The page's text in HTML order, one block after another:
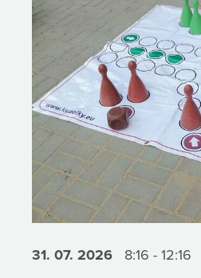
31. 07. 2026 8:16 - 12:16